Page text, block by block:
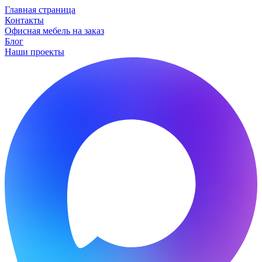
Главная страница
Контакты
Офисная мебель на заказ
Блог
Наши проекты